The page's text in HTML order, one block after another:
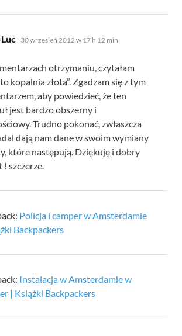
mówi:
30 wrzesień 2012 w 17 h 12 min
otrzymaniu, czytałam
kopalnia złota”. Zgadzam się z tym
aby powiedzieć, że ten
jest bardzo obszerny i
Trudno pokonać, zwłaszcza
dają nam dane w swoim wymiany
które następują. Dziękuję i dobry
szczerze.
Policja i camper w Amsterdamie
Backpackers
Instalacja w Amsterdamie w
| Książki Backpackers